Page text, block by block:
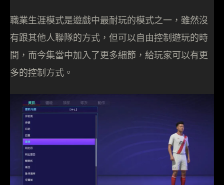
職業生涯模式是遊戲中最耐玩的模式之一，雖然沒
有跟其他人聯隊的方式，但可以自由控制遊玩的時
間，而今集當中加入了更多細節，給玩家可以有更
多的控制方式。